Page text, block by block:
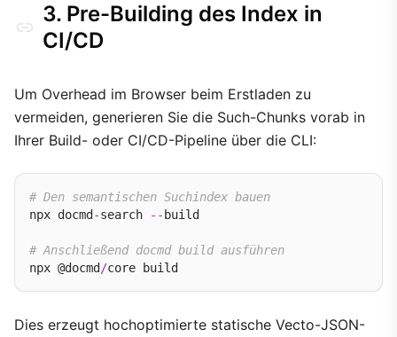
3. Pre-Building des Index in
CI/CD
Um Overhead im Browser beim Erstladen zu
vermeiden, generieren Sie die Such-Chunks vorab in
Ihrer Build- oder CI/CD-Pipeline über die CLI:
# Den semantischen Suchindex bauen
npx docmd -search -- build
# Anschließend docmd build ausführen
npx @docmd /
Dies erzeugt hochoptimierte statische Vecto-JSON-